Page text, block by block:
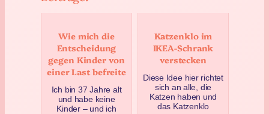
Wie mich die
Entscheidung
gegen Kinder von
einer Last befreite
Ich bin 37 Jahre alt
und habe keine
Kinder – und ich
Katzenklo im
IKEA-Schrank
verstecken
Diese Idee hier richtet
sich an alle, die
Katzen haben und
das Katzenklo